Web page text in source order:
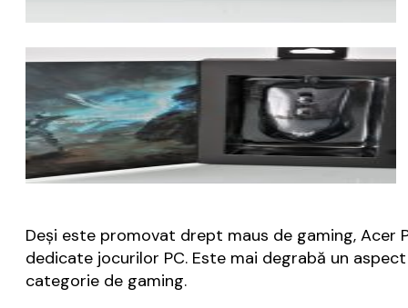
Deși este promovat drept maus de gaming, Acer
dedicate jocurilor PC. Este mai degrabă un
categorie de gaming.